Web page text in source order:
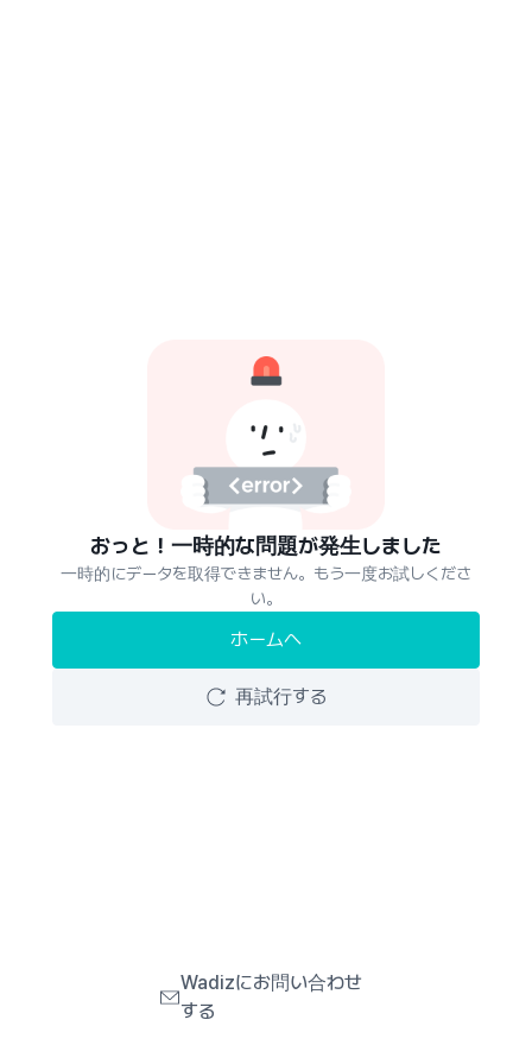
おっと！一時的な問題が発生しました
一時的にデータを取得できません。もう一度お試しくださ
い。
ホームへ
再試行する
Wadizにお問い合わせ
する